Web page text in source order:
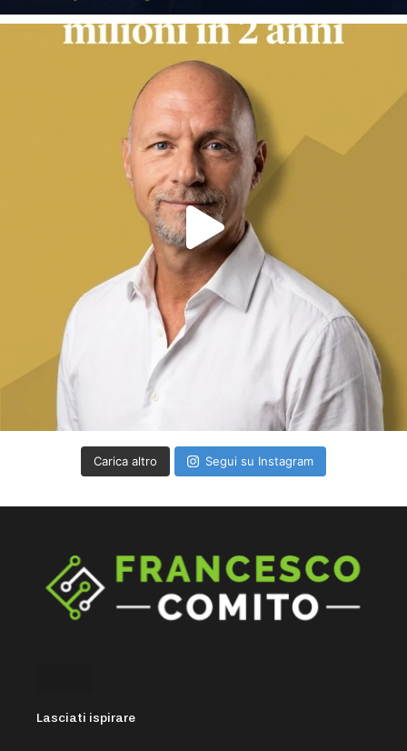
Carica altro Segui su Instagram
Lasciati ispirare